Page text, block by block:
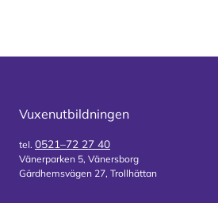
Vuxenutbildningen
tel. 0521–72 27 40
Vänerparken 5, Vänersborg
Gärdhemsvägen 27, Trollhättan